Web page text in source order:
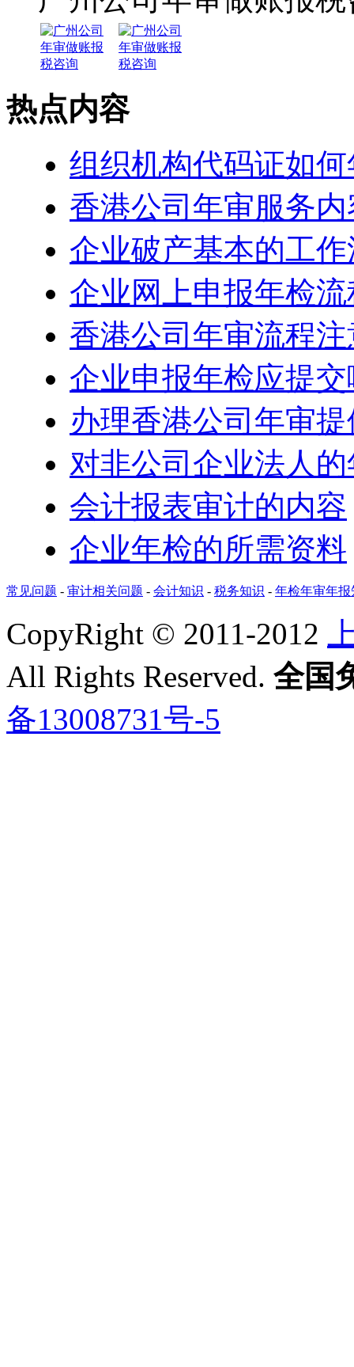
热点内容
组织机构代码证如
香港公司年审服务
企业破产基本的工
企业网上申报年检
香港公司年审流程
企业申报年检应提
办理香港公司年审
对非公司企业法人
会计报表审计的内容
企业年检的所需资料
常见问题 - 审计相关问题 - 会计知识 - 税务知识 - 年检年审年报
CopyRight © 2011-2012
All Rights Reserved. 全国
备13008731号-5